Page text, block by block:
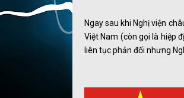
Ngay sau khi Nghị viện
Việt Nam (còn gọi là hiệp
liên tục phản đối nhưng